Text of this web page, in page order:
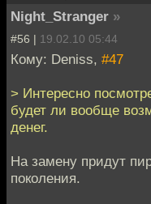
Night_Stranger »
#56 | 19.02.10 05:44
Кому: Deniss, #47
> Интересно
будет ли вообще
денег.
На замену придут
поколения.